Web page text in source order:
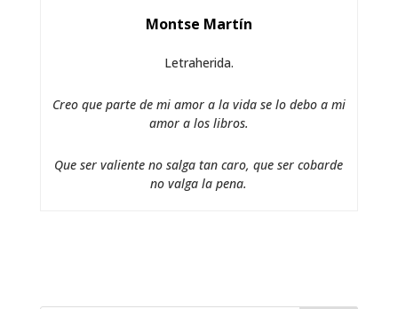
Montse Martín
Letraherida.
Creo que parte de mi amor a la vida se lo debo a mi
amor a los libros.
Que ser valiente no salga tan caro, que ser cobarde
no valga la pena.